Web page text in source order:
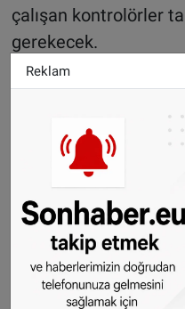
çalışan kontrolörler
gerekecek.
GOCA Vlaanderen'in
Araç Muayene Sektör
Vlaanderen, bu
adım” olarak
güvenliği ve çevre
olabileceğini belirtti.
kararların tam seçim
alınmasına da tepki
Haber: Halil Uygun
Reklam